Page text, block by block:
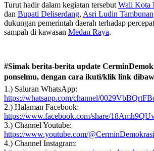
Turut hadir dalam kegiatan tersebut Wali Kota
dan Bupati Deliserdang, Asri Ludin Tambunan
dukungan pemerintah daerah terhadap
sampah di kawasan Medan Raya.
#Simak berita-berita update
ponselmu, dengan cara ikuti/klik link
1.) Saluran WhatsApp:
https://whatsapp.com/channel/
2.) Halaman Facebook:
https://www.facebook.com/share/
3.) Channel Youtube:
https://www.youtube.com/
4.) Channel Instagram: